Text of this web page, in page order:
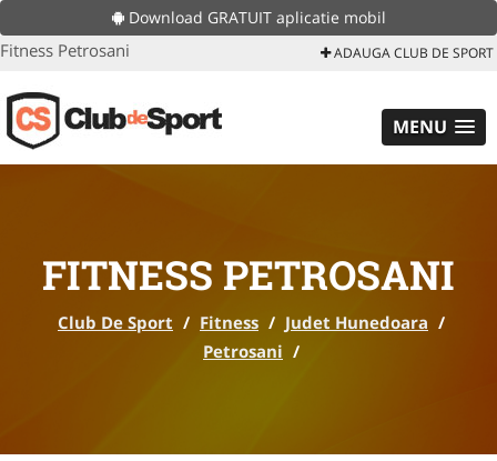
Download GRATUIT aplicatie mobil
Fitness Petrosani ADAUGA CLUB DE SPORT
MENU
FITNESS PETROSANI
Club De Sport / Fitness / Judet Hunedoara /
Petrosani /